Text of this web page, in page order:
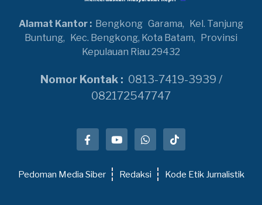
Alamat Kantor : Bengkong Garama,
Kel. Tanjung
Buntung,
Kec. Bengkong, Kota Batam,
Provinsi
Kepulauan Riau 29432
Nomor Kontak : 0813-7419-3939 /
082172547747
Pedoman Media Siber Redaksi Kode Etik Jurnalistik